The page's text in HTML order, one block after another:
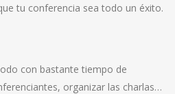
tu conferencia sea todo un éxito.
con bastante tiempo de
organizar las charlas…